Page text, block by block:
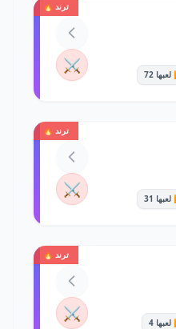
ترند 🔥
72
⚔️
ترند 🔥
31
⚔️
ترند 🔥
4
⚔️